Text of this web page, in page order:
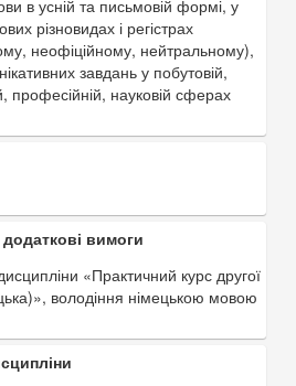
в усній та письмовій формі, у
різновидах і регістрах
неофіційному, нейтральному),
завдань у побутовій,
професійній, науковій сферах
вимоги
«Практичний курс другої
володіння німецькою мовою